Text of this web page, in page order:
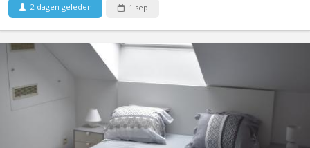
2 dagen geleden 1 sep
maison bourgeoise 3 niveaux : au rez le propriétaire colocataire,
au 1er et 2ème colocataires étudiants 230 m2 à disposition!! , 4
ch au 1er, 2 salles de bain , une salle de douche , 2 wc, au 2 ème
, 3 chambres 1 salle de douche wc et lavabo, un Grand, d living 2
grands canapés 2 fauteuils pour...